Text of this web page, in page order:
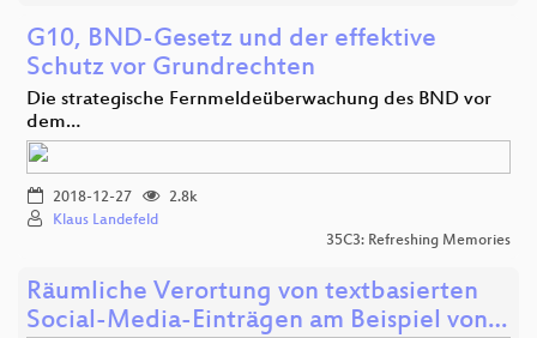
G10, BND-Gesetz und der effektive
Schutz vor Grundrechten
Die strategische Fernmeldeüberwachung des BND vor
dem…
2018-12-27
2.8k
Klaus Landefeld
35C3: Refreshing Memories
Räumliche Verortung von textbasierten
Social-Media-Einträgen am Beispiel von…